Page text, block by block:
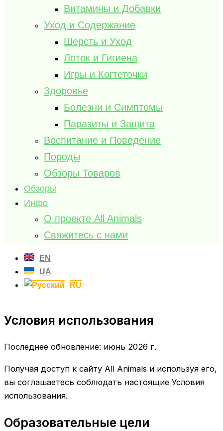
Витамины и Добавки
Уход и Содержание
Шерсть и Уход
Лоток и Гигиена
Игры и Когтеточки
Здоровье
Болезни и Симптомы
Паразиты и Защита
Воспитание и Поведение
Породы
Обзоры Товаров
Обзоры
Инфо
О проекте All Animals
Свяжитесь с нами
EN
UA
RU
Условия использования
Последнее обновление: июнь 2026 г.
Получая доступ к сайту All Animals и используя его,
вы соглашаетесь соблюдать настоящие Условия
использования.
Образовательные цели